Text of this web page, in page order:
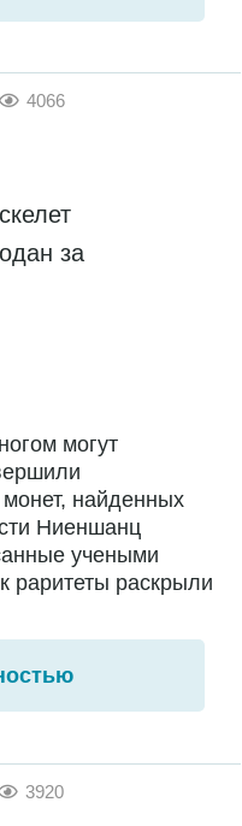
4066
за
могут
найденных
Ниеншанц
учеными
раритеты раскрыли
3920